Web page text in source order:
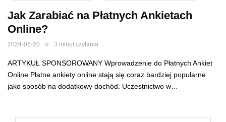
Jak Zarabiać na Płatnych Ankietach
Online?
2024-06-20 3 minut czytania
ARTYKUŁ SPONSOROWANY Wprowadzenie do Płatnych Ankiet
Online Płatne ankiety online stają się coraz bardziej popularne
jako sposób na dodatkowy dochód. Uczestnictwo w…